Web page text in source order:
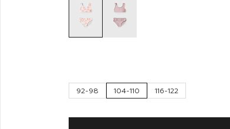
92-98 104-110 116-122